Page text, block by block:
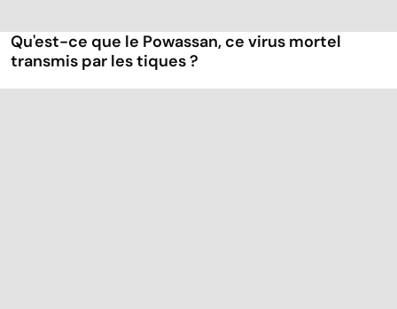
Qu'est-ce que le Powassan, ce virus mortel
transmis par les tiques ?